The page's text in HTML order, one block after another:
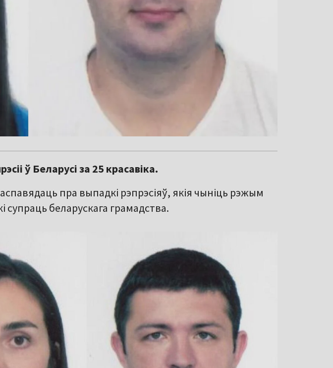
ў Беларусі за 25 красавіка.
пра выпадкі рэпрэсіяў, якія чыніць рэжым
супраць беларускага грамадства.